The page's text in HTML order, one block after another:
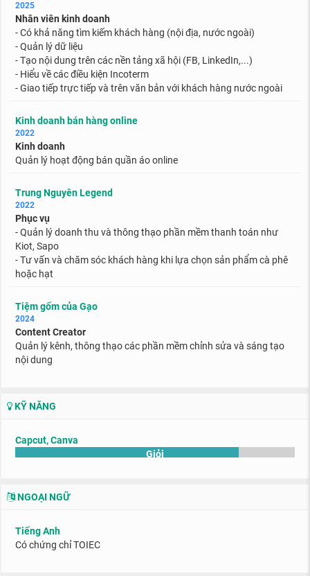
2025
Nhân viên kinh doanh
- Có khả năng tìm kiếm khách hàng (nội địa, nước ngoài)
- Quản lý dữ liệu
- Tạo nội dung trên các nền tảng xã hội (FB, LinkedIn,...)
- Hiểu về các điều kiện Incoterm
- Giao tiếp trực tiếp và trên văn bản với khách hàng nước ngoài
Kinh doanh bán hàng online
2022
Kinh doanh
Quản lý hoạt động bán quần áo online
Trung Nguyên Legend
2022
Phục vụ
- Quản lý doanh thu và thông thạo phần mềm thanh toán như
Kiot, Sapo
- Tư vấn và chăm sóc khách hàng khi lựa chọn sản phẩm cà phê
hoặc hạt
Tiệm gốm của Gạo
2024
Content Creator
Quản lý kênh, thông thạo các phần mềm chỉnh sửa và sáng tạo
nội dung
KỸ NĂNG
Capcut, Canva
Giỏi
NGOẠI NGỮ
Tiếng Anh
Có chứng chỉ TOIEC